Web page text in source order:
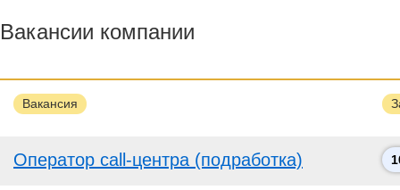
Вакансии компании
Вакансия
Оператор call-центра (подработка)